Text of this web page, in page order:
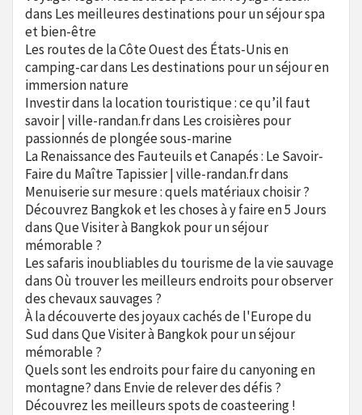
dans Les meilleures destinations pour un séjour spa
et bien-être
Les routes de la Côte Ouest des États-Unis en
camping-cardans Les destinations pour un séjour en
immersion nature
Investir dans la location touristique : ce qu’il faut
savoir | ville-randan.frdans Les croisières pour
passionnés de plongée sous-marine
La Renaissance des Fauteuils et Canapés : Le Savoir-
Faire du Maître Tapissier | ville-randan.frdans
Menuiserie sur mesure : quels matériaux choisir ?
Découvrez Bangkok et les choses à y faire en 5 Jours
dansQue Visiter à Bangkok pour un séjour
mémorable ?
Les safaris inoubliables du tourisme de la vie sauvage
dansOù trouver les meilleurs endroits pour observer
des chevaux sauvages ?
À la découverte des joyaux cachés de l'Europe du
SuddansQue Visiter à Bangkok pour un séjour
mémorable ?
Quels sont les endroits pour faire du canyoning en
montagne?dans Envie de relever des défis ?
Découvrez les meilleurs spots de coasteering !